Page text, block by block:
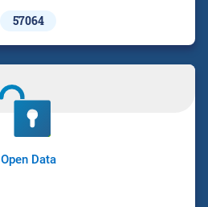
57064
Open Data